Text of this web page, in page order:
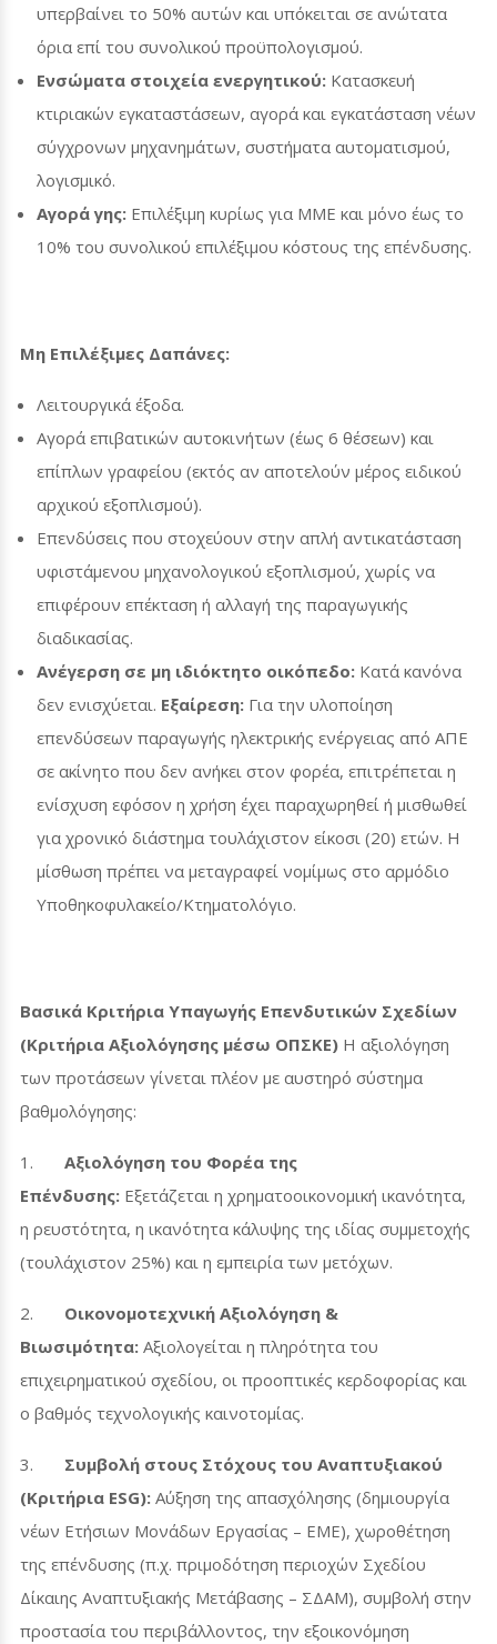
υπερβαίνει το 50% αυτών και υπόκειται σε ανώτατα
όρια επί του συνολικού προϋπολογισμού.
Ενσώματα στοιχεία ενεργητικού: Κατασκευή
κτιριακών εγκαταστάσεων, αγορά και εγκατάσταση νέων
σύγχρονων μηχανημάτων, συστήματα αυτοματισμού,
λογισμικό.
Αγορά γης: Επιλέξιμη κυρίως για ΜΜΕ και μόνο έως το
10% του συνολικού επιλέξιμου κόστους της επένδυσης.
Μη Επιλέξιμες Δαπάνες:
Λειτουργικά έξοδα.
Αγορά επιβατικών αυτοκινήτων (έως 6 θέσεων) και
επίπλων γραφείου (εκτός αν αποτελούν μέρος ειδικού
αρχικού εξοπλισμού).
Επενδύσεις που στοχεύουν στην απλή αντικατάσταση
υφιστάμενου μηχανολογικού εξοπλισμού, χωρίς να
επιφέρουν επέκταση ή αλλαγή της παραγωγικής
διαδικασίας.
Ανέγερση σε μη ιδιόκτητο οικόπεδο: Κατά κανόνα
δεν ενισχύεται. Εξαίρεση: Για την υλοποίηση
επενδύσεων παραγωγής ηλεκτρικής ενέργειας από ΑΠΕ
σε ακίνητο που δεν ανήκει στον φορέα, επιτρέπεται η
ενίσχυση εφόσον η χρήση έχει παραχωρηθεί ή μισθωθεί
για χρονικό διάστημα τουλάχιστον είκοσι (20) ετών. Η
μίσθωση πρέπει να μεταγραφεί νομίμως στο αρμόδιο
Υποθηκοφυλακείο/Κτηματολόγιο.
Βασικά Κριτήρια Υπαγωγής Επενδυτικών Σχεδίων
(Κριτήρια Αξιολόγησης μέσω ΟΠΣΚΕ) Η αξιολόγηση
των προτάσεων γίνεται πλέον με αυστηρό σύστημα
βαθμολόγησης:
1. Αξιολόγηση του Φορέα της
Επένδυσης: Εξετάζεται η χρηματοοικονομική ικανότητα,
η ρευστότητα, η ικανότητα κάλυψης της ιδίας συμμετοχής
(τουλάχιστον 25%) και η εμπειρία των μετόχων.
2. Οικονομοτεχνική Αξιολόγηση &
Βιωσιμότητα: Αξιολογείται η πληρότητα του
επιχειρηματικού σχεδίου, οι προοπτικές κερδοφορίας και
ο βαθμός τεχνολογικής καινοτομίας.
3. Συμβολή στους Στόχους του Αναπτυξιακού
(Κριτήρια ESG): Αύξηση της απασχόλησης (δημιουργία
νέων Ετήσιων Μονάδων Εργασίας – ΕΜΕ), χωροθέτηση
της επένδυσης (π.χ. πριμοδότηση περιοχών Σχεδίου
Δίκαιης Αναπτυξιακής Μετάβασης – ΣΔΑΜ), συμβολή στην
προστασία του περιβάλλοντος, την εξοικονόμηση